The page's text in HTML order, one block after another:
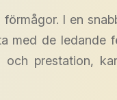
I en
med de ledande
prestation,